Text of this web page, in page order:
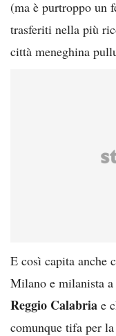
(ma è purtroppo un
trasferiti nella più
città meneghina
E così capita anche
Milano e milanista
Reggio Calabria e
comunque tifa per